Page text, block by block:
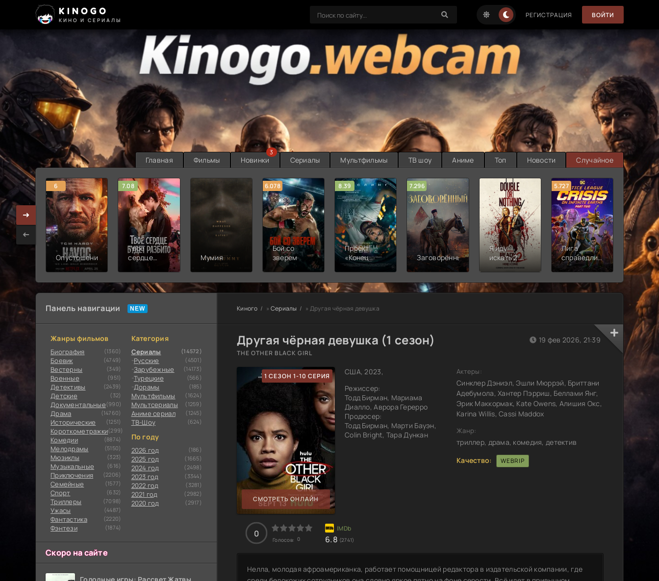
KINOGO
КИНО И СЕРИАЛЫ
РЕГИСТРАЦИЯ ВОЙТИ
Главная Фильмы Новинки
3
Сериалы Мультфильмы ТВ шоу Аниме Топ Новости Случайное
6
Опустошение
7.08
Твоё
сердце
Мумия
6.078
Бой со
зверем
8.39
Проект
«Конец
света»
7.296
Заговорённый
Я иду
искать 2:
Вот и я
5.727
Лига
справедливости:
Кризис на
землях.
Часть 2
8.889
Новая
смена
Панель навигации
Жанры фильмов
Биография (1360)
Боевик (4749)
Вестерны (349)
Военные (951)
Детективы (2439)
Детские (32)
Документальные(990)
Драма (14760)
Исторические (1251)
Короткометражки(299)
Комедии (8874)
Мелодрамы (5150)
Мюзиклы (323)
Музыкальные (616)
Приключения (2206)
Семейные (1577)
Cпорт (632)
Триллеры (7098)
Ужасы (4487)
Фантастика (2220)
Фэнтези (1874)
Категория
Сериалы (14572)
Русские (4501)
Зарубежные (14173)
Турецкие (566)
Дорамы (185)
Мультфильмы (1624)
Мультсериалы (1259)
Аниме сериал (1245)
ТВ-Шоу (624)
По году
2026 год (186)
2025 год (1665)
2024 год (2498)
2023 год (3344)
2022 год (3281)
2021 год (2982)
2020 год (2917)
Скоро на сайте
Киного » Сериалы » Другая чёрная девушка
Другая чёрная девушка (1 сезон)
THE OTHER BLACK GIRL
1 СЕЗОН 1-10 СЕРИЯ
СМОТРЕТЬ ОНЛАЙН
США, 2023,
Режиссер:
Тодд Бирман, Мариама
Диалло, Аврора Герерро
Продюсер:
Тодд Бирман, Марти Бауэн,
Colin Bright, Тара Дункан
19 фев 2026, 21:39
Актеры:
Синклер Дэниэл, Эшли Мюррэй, Бриттани
Адебумола, Хантер Пэрриш, Беллами Янг,
Эрик Маккормак, Kate Owens, Алишия Окс,
Karina Willis, Cassi Maddox
Жанр:
триллер, драма, комедия, детектив
Качество:
WEBRIP
0
Голосов: 0 6.8 (2741)
Нелла, молодая афроамериканка, работает помощницей редактора в издательской компании, где